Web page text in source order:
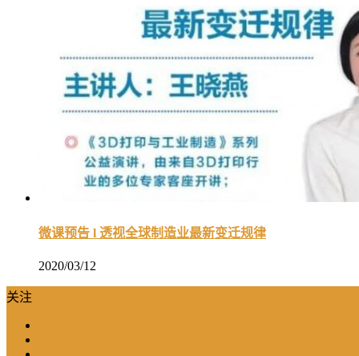
微课预告 l 透视全球制造业最新变迁规律
2020/03/12
关注